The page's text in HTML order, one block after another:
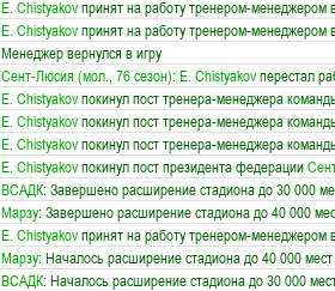
E. Chistyakovпринят на работу тренером-менеджером
E. Chistyakovпринят на работу тренером-менеджером
Менеджер вернулся в игру
Сент-Люсия (мол., 76 сезон): E. Chistyakovперестал
E. Chistyakovпокинул пост тренера-менеджера
E. Chistyakovпокинул пост тренера-менеджера
E. Chistyakovпокинул пост тренера-менеджера
E. Chistyakovпокинул пост президента федерации
ВСАДК: Завершено расширение стадиона до 30 000
Марзу: Завершено расширение стадиона до 40 000
E. Chistyakovпринят на работу тренером-менеджером
Марзу: Началось расширение стадиона до 40 000 мест
ВСАДК: Началось расширение стадиона до 30 000